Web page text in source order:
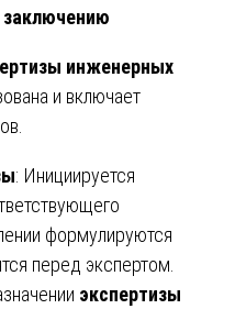
заключению
инженерных
и включает
: Инициируется
формулируются
перед экспертом.
экспертизы